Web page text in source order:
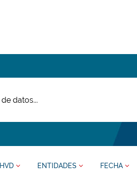
HVD ENTIDADES FECHA